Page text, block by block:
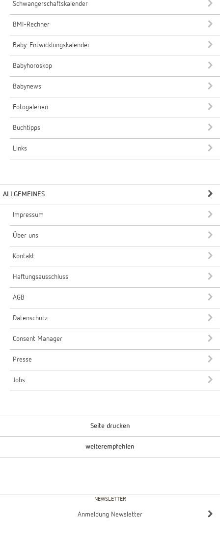
Schwangerschaftskalender
BMI-Rechner
Baby-Entwicklungskalender
Babyhoroskop
Babynews
Fotogalerien
Buchtipps
Links
ALLGEMEINES
Impressum
Über uns
Kontakt
Haftungsausschluss
AGB
Datenschutz
Consent Manager
Presse
Jobs
Seite drucken
weiterempfehlen
NEWSLETTER
Anmeldung Newsletter